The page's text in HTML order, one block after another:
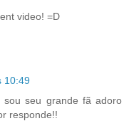
video! =D
10:49
sou seu grande fã adoro
responde!!